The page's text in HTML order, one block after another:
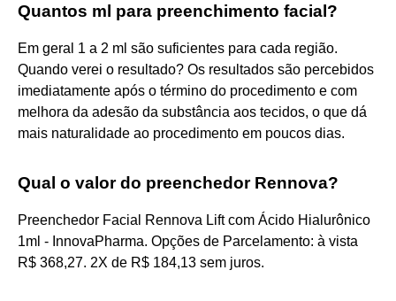
Quantos ml para preenchimento facial?
Em geral 1 a 2 ml são suficientes para cada região.
Quando verei o resultado? Os resultados são percebidos
imediatamente após o término do procedimento e com
melhora da adesão da substância aos tecidos, o que dá
mais naturalidade ao procedimento em poucos dias.
Qual o valor do preenchedor Rennova?
Preenchedor Facial Rennova Lift com Ácido Hialurônico
1ml - InnovaPharma. Opções de Parcelamento: à vista
R$ 368,27. 2X de R$ 184,13 sem juros.